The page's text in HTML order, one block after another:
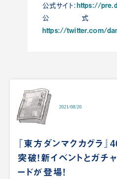
公式サイト： https://
公式
https://twitter.com/
2021/08/20
『東方ダンマクカグラ』
突破！新イベントとガチ
ードが登場！